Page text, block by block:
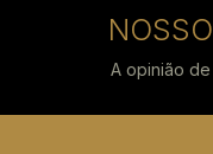
A opinião